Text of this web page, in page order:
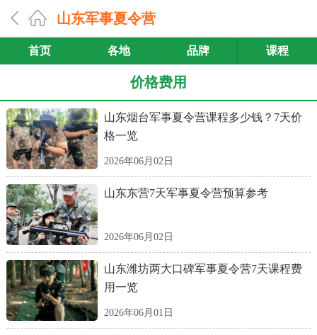
山东军事夏令营
首页 各地 品牌 课程
价格费用
山东烟台军事夏令营课程多少钱？7天价
格一览
2026年06月02日
山东东营7天军事夏令营预算参考
2026年06月02日
山东潍坊两大口碑军事夏令营7天课程费
用一览
2026年06月01日